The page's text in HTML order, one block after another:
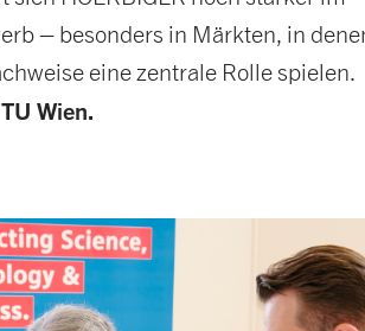
– besonders in Märkten, in
eine zentrale Rolle spielen.
Wien.